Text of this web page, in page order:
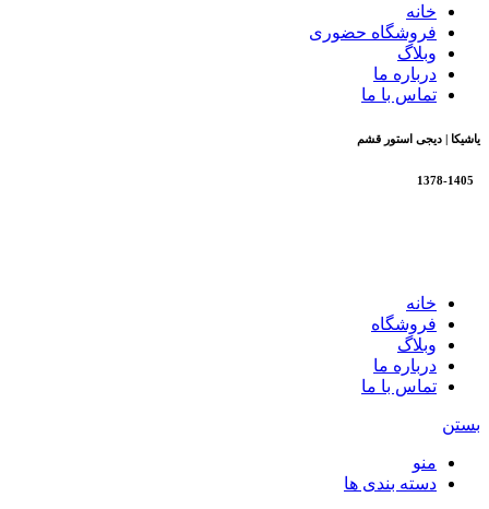
خانه
فروشگاه حضوری
وبلاگ
درباره ما
تماس با ما
یاشیکا | دیجی استور قشم
خانه
فروشگاه
وبلاگ
درباره ما
تماس با ما
بستن
منو
دسته بندی ها